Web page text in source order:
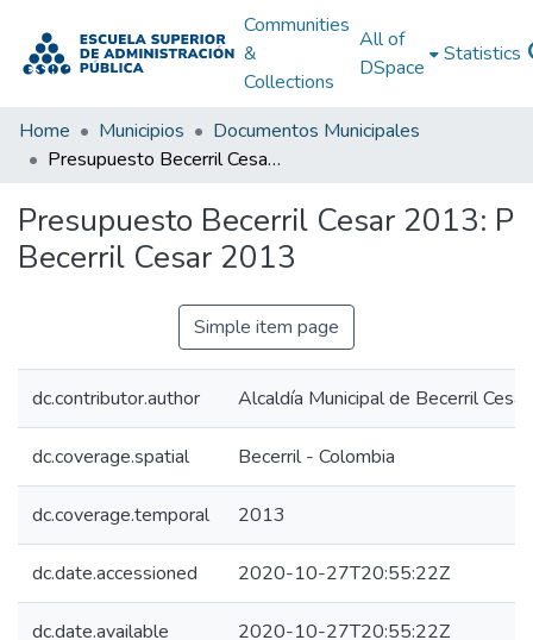
Communities
&
Collections
All of
DSpace
Statistics
Home Municipios
Documentos Municipales
Presupuesto Becerril Cesar 2013: P Becerril Cesar 2013
Presupuesto Becerril Cesar 2013: P
Becerril Cesar 2013
Simple item page
dc.contributor.author Alcaldía Municipal de Becerril Cesar
dc.coverage.spatial Becerril - Colombia
dc.coverage.temporal 2013
dc.date.accessioned 2020-10-27T20:55:22Z
dc.date.available 2020-10-27T20:55:22Z